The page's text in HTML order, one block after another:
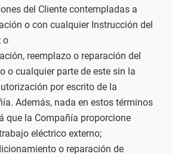
del Cliente contempladas a
o con cualquier Instrucción del
o
reemplazo o reparación del
o cualquier parte de este sin la
por escrito de la
Además, nada en estos términos
que la Compañía proporcione
eléctrico externo;
o reparación de